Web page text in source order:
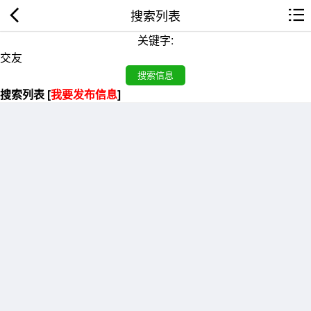
搜索列表
关键字:
搜索列表 [我要发布信息]